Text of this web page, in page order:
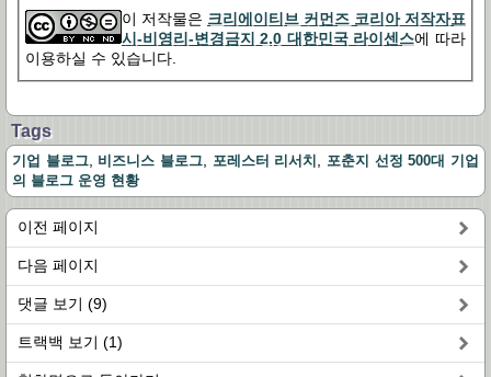
이 저작물은 크리에이티브 커먼즈 코리아 저작자표
시-비영리-변경금지 2.0 대한민국 라이센스에 따라
이용하실 수 있습니다.
Tags
기업 블로그 비즈니스 블로그 포레스터 리서치
포춘지 선정 500대 기업
의 블로그 운영 현황
이전 페이지
다음 페이지
댓글 보기 (9)
트랙백 보기 (1)